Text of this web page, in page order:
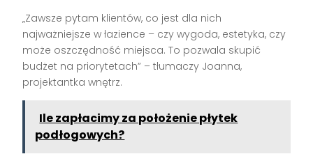
„Zawsze pytam klientów, co jest dla nich
najważniejsze w łazience – czy wygoda, estetyka, czy
może oszczędność miejsca. To pozwala skupić
budżet na priorytetach” – tłumaczy Joanna,
projektantka wnętrz.
Ile zapłacimy za położenie płytek
podłogowych?